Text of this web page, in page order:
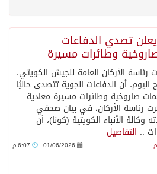
تصدي الدفاعات
وطائرات مسيرة
رئاسة الأركان العامة للجيش الكويتي،
اليوم، أن الدفاعات الجوية تتصدى حاليًا
صاروخية وطائرات مسيرة معادية.
رئاسة الأركان، في بيان صحفي
وكالة الأنباء الكويتية (كونا)، أن
.. التفاصيل
01/06/2026